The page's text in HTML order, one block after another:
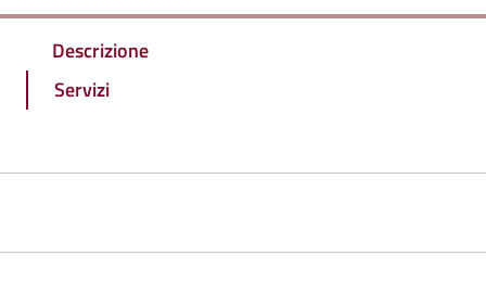
Descrizione
Servizi